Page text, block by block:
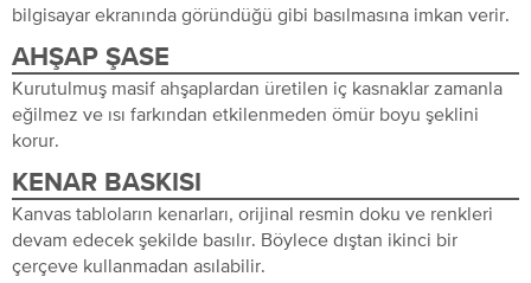
bilgisayar ekranında göründüğü gibi basılmasına imkan verir.
AHŞAP ŞASE
Kurutulmuş masif ahşaplardan üretilen iç kasnaklar zamanla
eğilmez ve ısı farkından etkilenmeden ömür boyu şeklini
korur.
KENAR BASKISI
Kanvas tabloların kenarları, orijinal resmin doku ve renkleri
devam edecek şekilde basılır. Böylece dıştan ikinci bir
çerçeve kullanmadan asılabilir.